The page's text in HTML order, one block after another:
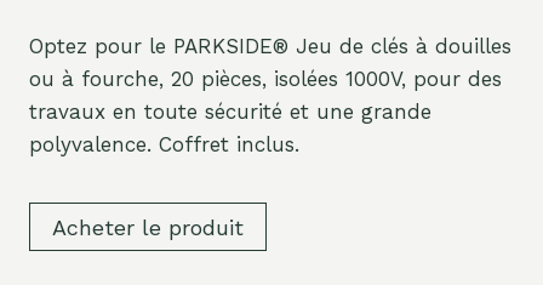
Optez pour le PARKSIDE® Jeu de clés à douilles
ou à fourche, 20 pièces, isolées 1000V, pour des
travaux en toute sécurité et une grande
polyvalence. Coffret inclus.
Acheter le produit